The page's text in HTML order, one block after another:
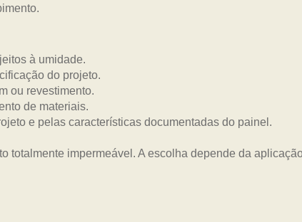
à umidade.
do projeto.
ou revestimento.
de materiais.
e pelas características documentadas do painel.
totalmente impermeável. A escolha depende da